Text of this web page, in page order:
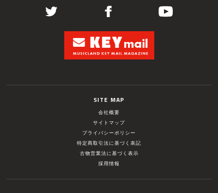
SITE MAP
会社概要
サイトマップ
プライバシーポリシー
特定商取引法に基づく表記
古物営業法に基づく表示
採用情報